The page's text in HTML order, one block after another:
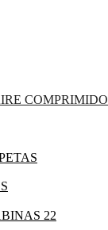
COMPRIMIDO
22